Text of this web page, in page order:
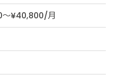
～¥40,800/月